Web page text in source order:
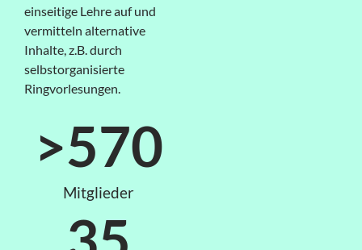
einseitige Lehre auf und
vermitteln alternative
Inhalte, z.B. durch
selbstorganisierte
Ringvorlesungen.
Mitglieder
>570